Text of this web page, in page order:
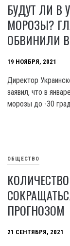
БУДУТ ЛИ В
МОРОЗЫ?
ОБВИНИЛИ
19 НОЯБРЯ, 2021
Директор
заявил, что в
морозы до -30
ОБЩЕСТВО
ПРОГНОЗОМ
21 СЕНТЯБРЯ, 2021